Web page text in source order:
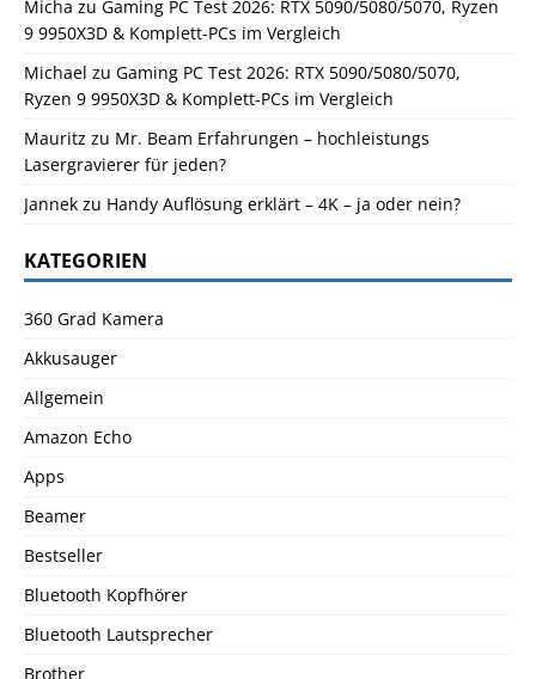
Micha zu Gaming PC Test 2026: RTX 5090/5080/5070, Ryzen
9 9950X3D & Komplett-PCs im Vergleich
Michael zu Gaming PC Test 2026: RTX 5090/5080/5070,
Ryzen 9 9950X3D & Komplett-PCs im Vergleich
Mauritz zu Mr. Beam Erfahrungen – hochleistungs
Lasergravierer für jeden?
Jannek zu Handy Auflösung erklärt – 4K – ja oder nein?
KATEGORIEN
360 Grad Kamera
Akkusauger
Allgemein
Amazon Echo
Apps
Beamer
Bestseller
Bluetooth Kopfhörer
Bluetooth Lautsprecher
Brother